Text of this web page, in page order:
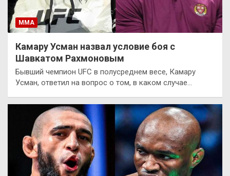
ММА
Камару Усман назвал условие боя с
Шавкатом Рахмоновым
Бывший чемпион UFC в полусреднем весе, Камару
Усман, ответил на вопрос о том, в каком случае…